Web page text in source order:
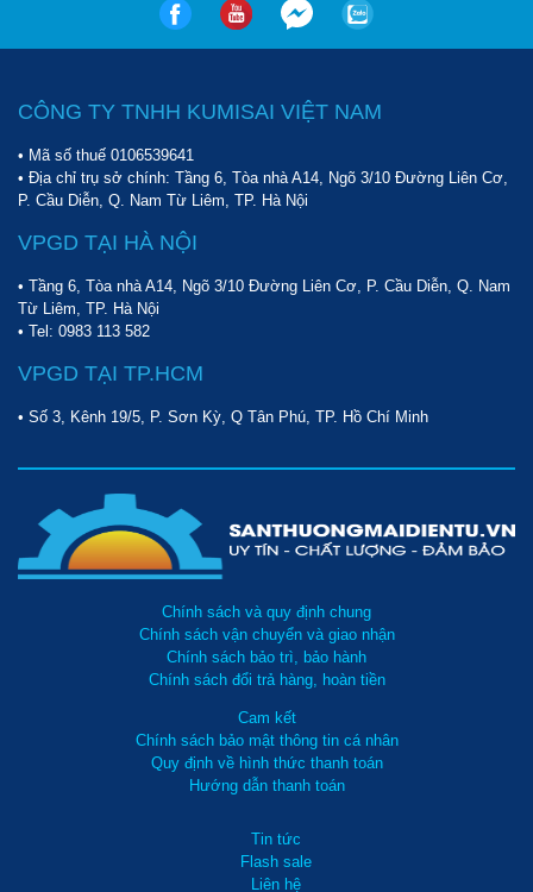
CÔNG TY TNHH KUMISAI VIỆT NAM
• Mã số thuế 0106539641
• Địa chỉ trụ sở chính: Tầng 6, Tòa nhà A14, Ngõ 3/10 Đường Liên Cơ,
P. Cầu Diễn, Q. Nam Từ Liêm, TP. Hà Nội
VPGD TẠI HÀ NỘI
• Tầng 6, Tòa nhà A14, Ngõ 3/10 Đường Liên Cơ, P. Cầu Diễn, Q. Nam
Từ Liêm, TP. Hà Nội
• Tel: 0983 113 582
VPGD TẠI TP.HCM
• Số 3, Kênh 19/5, P. Sơn Kỳ, Q Tân Phú, TP. Hồ Chí Minh
Chính sách và quy định chung
Chính sách vận chuyển và giao nhận
Chính sách bảo trì, bảo hành
Chính sách đổi trả hàng, hoàn tiền
Cam kết
Chính sách bảo mật thông tin cá nhân
Quy định về hình thức thanh toán
Hướng dẫn thanh toán
Tin tức
Flash sale
Liên hệ